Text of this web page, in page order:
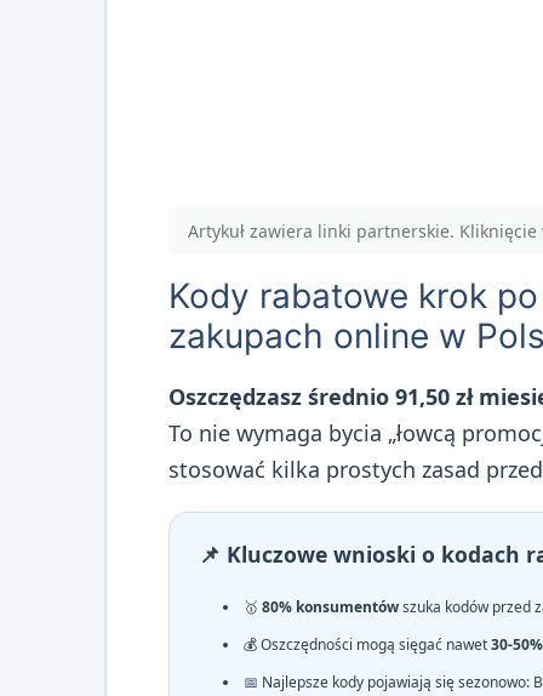
Artykuł zawiera linki partnerskie.
Kody rabatowe krok
zakupach online w
Oszczędzasz średnio 91,50 zł
To nie wymaga bycia „łowcą
stosować kilka prostych zasad
📌 Kluczowe wnioski o kodach
🥇 80% konsumentówszuka kodów przed
💰 Oszczędności mogą sięgać nawet30-50%
📅 Najlepsze kody pojawiają się sezonowo: